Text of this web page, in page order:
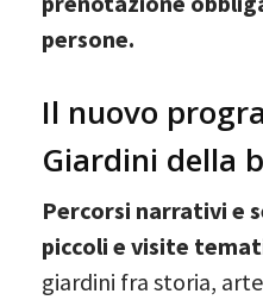
persone.
Il nuovo
Giardini della
Percorsi narrativi e
piccoli e visite
giardini fra storia,